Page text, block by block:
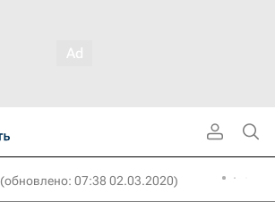
(обновлено: 07:38 02.03.2020)